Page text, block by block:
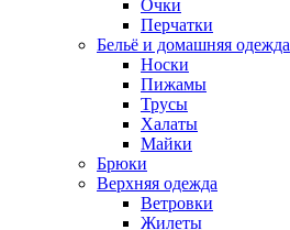
Очки
Перчатки
Бельё и домашняя одежда
Носки
Пижамы
Трусы
Халаты
Майки
Брюки
Верхняя одежда
Ветровки
Жилеты